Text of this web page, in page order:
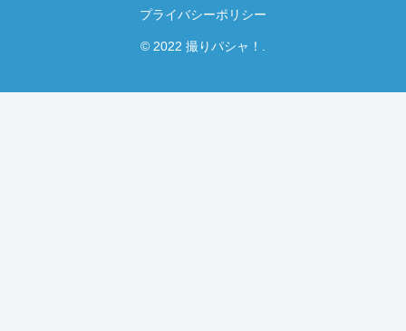
プライバシーポリシー
© 2022 撮りパシャ！.